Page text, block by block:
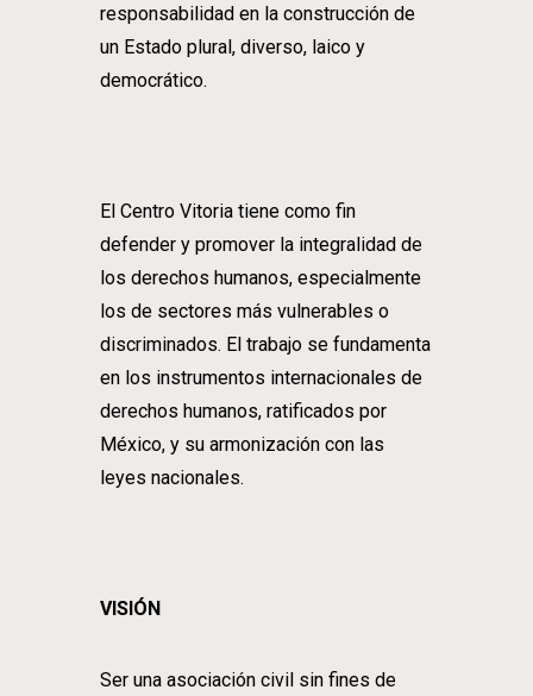
responsabilidad en la construcción de
un Estado plural, diverso, laico y
democrático.
El Centro Vitoria tiene como fin
defender y promover la integralidad de
los derechos humanos, especialmente
los de sectores más vulnerables o
discriminados. El trabajo se fundamenta
en los instrumentos internacionales de
derechos humanos, ratificados por
México, y su armonización con las
leyes nacionales.
VISIÓN
Ser una asociación civil sin fines de